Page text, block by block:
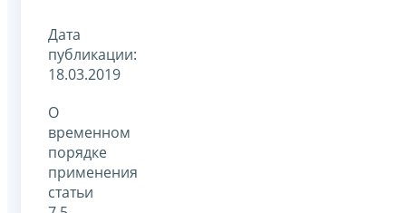
Дата
публикации:
18.03.2019
О
временном
порядке
применения
статьи